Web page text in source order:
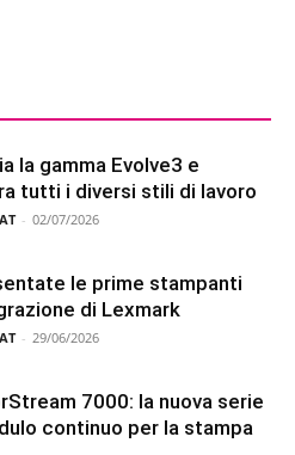
la gamma Evolve3 e
tutti i diversi stili di lavoro
- 02/07/2026
le prime stampanti
di Lexmark
- 29/06/2026
7000: la nuova serie
continuo per la stampa